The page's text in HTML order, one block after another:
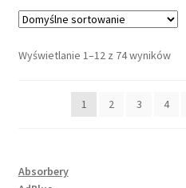
Wyświetlanie 1–12 z 74 wyników
1 2 3 4
Absorbery